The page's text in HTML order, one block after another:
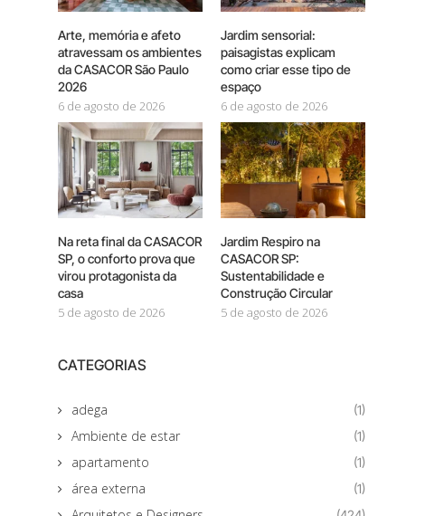
Arte, memória e afeto
atravessam os ambientes
da CASACOR São Paulo
2026
6 de agosto de 2026
Jardim sensorial:
paisagistas explicam
como criar esse tipo de
espaço
6 de agosto de 2026
Na reta final da CASACOR
SP, o conforto prova que
virou protagonista da
casa
5 de agosto de 2026
Jardim Respiro na
CASACOR SP:
Sustentabilidade e
Construção Circular
5 de agosto de 2026
CATEGORIAS
adega (1)
Ambiente de estar (1)
apartamento (1)
área externa (1)